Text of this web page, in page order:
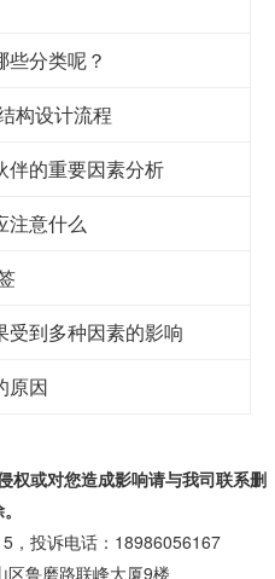
分类呢？
构设计流程
伴的重要因素分析
注意什么
受到多种因素的影响
原因
权或对您造成影响请与我司联系删
，投诉电话：18986056167
区鲁磨路联峰大厦9楼